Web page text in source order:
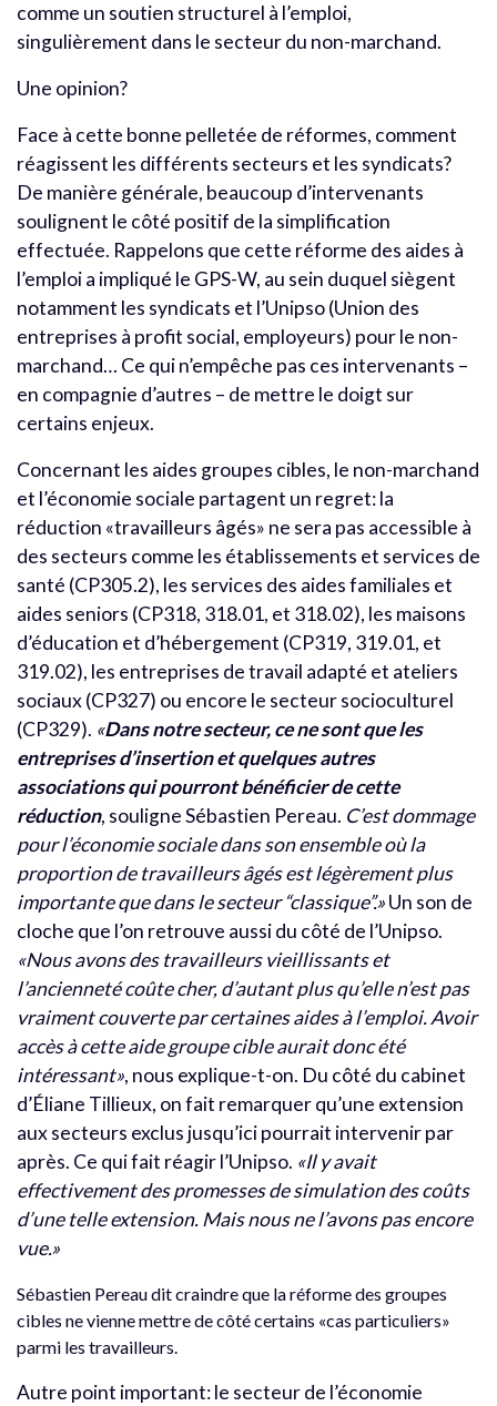
comme un soutien structurel à l’emploi,
singulièrement dans le secteur du non-marchand.
Une opinion?
Face à cette bonne pelletée de réformes, comment
réagissent les différents secteurs et les syndicats?
De manière générale, beaucoup d’intervenants
soulignent le côté positif de la simplification
effectuée. Rappelons que cette réforme des aides à
l’emploi a impliqué le GPS-W, au sein duquel siègent
notamment les syndicats et l’Unipso (Union des
entreprises à profit social, employeurs) pour le non-
marchand… Ce qui n’empêche pas ces intervenants –
en compagnie d’autres – de mettre le doigt sur
certains enjeux.
Concernant les aides groupes cibles, le non-marchand
et l’économie sociale partagent un regret: la
réduction «travailleurs âgés» ne sera pas accessible à
des secteurs comme les établissements et services de
santé (CP305.2), les services des aides familiales et
aides seniors (CP318, 318.01, et 318.02), les maisons
d’éducation et d’hébergement (CP319, 319.01, et
319.02), les entreprises de travail adapté et ateliers
sociaux (CP327) ou encore le secteur socioculturel
(CP329). «Dans notre secteur, ce ne sont que les
entreprises d’insertion et quelques autres
associations qui pourront bénéficier de cette
réduction, souligne Sébastien Pereau. C’est dommage
pour l’économie sociale dans son ensemble où la
proportion de travailleurs âgés est légèrement plus
importante que dans le secteur “classique”.»Un son de
cloche que l’on retrouve aussi du côté de l’Unipso.
«Nous avons des travailleurs vieillissants et
l’ancienneté coûte cher, d’autant plus qu’elle n’est pas
vraiment couverte par certaines aides à l’emploi. Avoir
accès à cette aide groupe cible aurait donc été
intéressant», nous explique-t-on. Du côté du cabinet
d’Éliane Tillieux, on fait remarquer qu’une extension
aux secteurs exclus jusqu’ici pourrait intervenir par
après. Ce qui fait réagir l’Unipso. «Il y avait
effectivement des promesses de simulation des coûts
d’une telle extension. Mais nous ne l’avons pas encore
vue.»
Sébastien Pereau dit craindre que la réforme des groupes
cibles ne vienne mettre de côté certains «cas particuliers»
parmi les travailleurs.
Autre point important: le secteur de l’économie